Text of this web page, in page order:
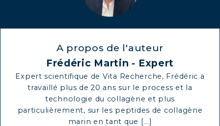
RAFFERMISSEZ VOTRE CORPS
COLLAGÈNE : SOULAGEZ DOULEURS
& ARTICULATIONS
COLLAGÈNE : BOOSTEZ VOTRE
IMMUNITÉ NATURELLEMENT
A propos de l'auteur
Frédéric Martin - Expert
Expert scientifique de Vita Recherche, Frédéric a
travaillé plus de 20 ans sur le process et la
technologie du collagène et plus
particulièrement, sur les peptides de collagène
marin en tant que [...]